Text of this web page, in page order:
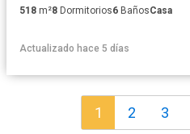
518 m²8 Dormitorios6 BañosCasa
Actualizado hace 5 días
1 2 3